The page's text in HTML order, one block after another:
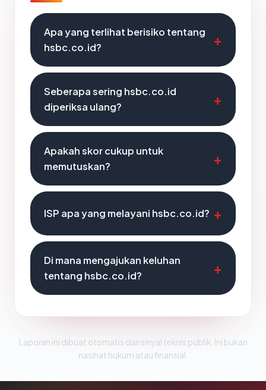
Apa yang terlihat berisiko tentang
hsbc.co.id?
Seberapa sering hsbc.co.id
diperiksa ulang?
Apakah skor cukup untuk
memutuskan?
ISP apa yang melayani hsbc.co.id?
Di mana mengajukan keluhan
tentang hsbc.co.id?
Laporan ini dibuat otomatis dari sinyal teknis publik. Ini bukan
nasihat hukum atau finansial.